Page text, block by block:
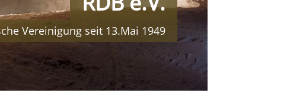
Vereinigung seit 13.Mai 1949